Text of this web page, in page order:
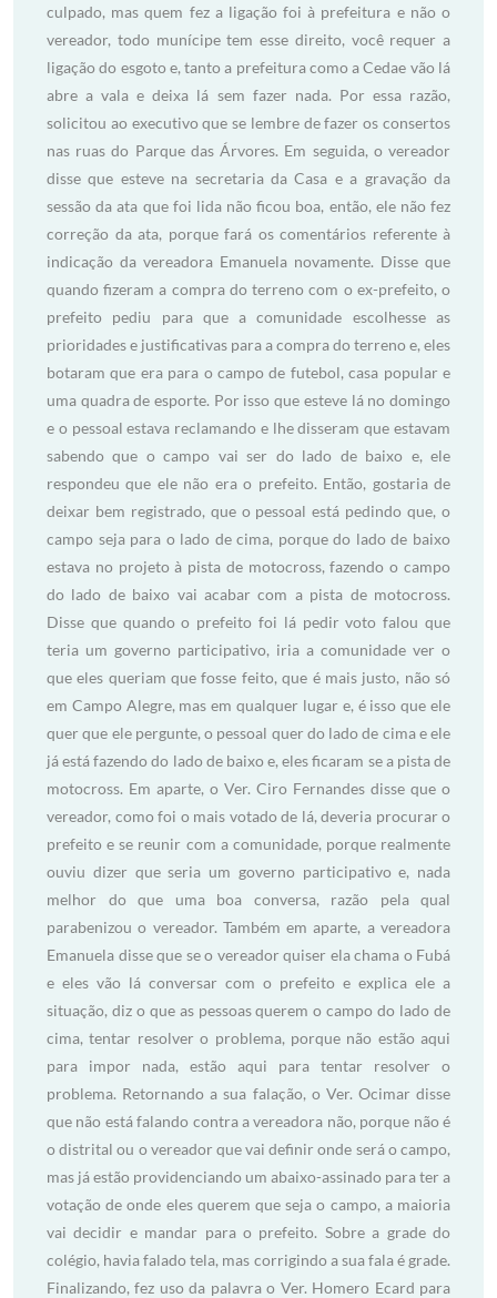
culpado, mas quem fez a ligação foi à prefeitura e não o
vereador, todo munícipe tem esse direito, você requer a
ligação do esgoto e, tanto a prefeitura como a Cedae vão lá
abre a vala e deixa lá sem fazer nada. Por essa razão,
solicitou ao executivo que se lembre de fazer os consertos
nas ruas do Parque das Árvores. Em seguida, o vereador
disse que esteve na secretaria da Casa e a gravação da
sessão da ata que foi lida não ficou boa, então, ele não fez
correção da ata, porque fará os comentários referente à
indicação da vereadora Emanuela novamente. Disse que
quando fizeram a compra do terreno com o ex-prefeito, o
prefeito pediu para que a comunidade escolhesse as
prioridades e justificativas para a compra do terreno e, eles
botaram que era para o campo de futebol, casa popular e
uma quadra de esporte. Por isso que esteve lá no domingo
e o pessoal estava reclamando e lhe disseram que estavam
sabendo que o campo vai ser do lado de baixo e, ele
respondeu que ele não era o prefeito. Então, gostaria de
deixar bem registrado, que o pessoal está pedindo que, o
campo seja para o lado de cima, porque do lado de baixo
estava no projeto à pista de motocross, fazendo o campo
do lado de baixo vai acabar com a pista de motocross.
Disse que quando o prefeito foi lá pedir voto falou que
teria um governo participativo, iria a comunidade ver o
que eles queriam que fosse feito, que é mais justo, não só
em Campo Alegre, mas em qualquer lugar e, é isso que ele
quer que ele pergunte, o pessoal quer do lado de cima e ele
já está fazendo do lado de baixo e, eles ficaram se a pista de
motocross. Em aparte, o Ver. Ciro Fernandes disse que o
vereador, como foi o mais votado de lá, deveria procurar o
prefeito e se reunir com a comunidade, porque realmente
ouviu dizer que seria um governo participativo e, nada
melhor do que uma boa conversa, razão pela qual
parabenizou o vereador. Também em aparte, a vereadora
Emanuela disse que se o vereador quiser ela chama o Fubá
e eles vão lá conversar com o prefeito e explica ele a
situação, diz o que as pessoas querem o campo do lado de
cima, tentar resolver o problema, porque não estão aqui
para impor nada, estão aqui para tentar resolver o
problema. Retornando a sua falação, o Ver. Ocimar disse
que não está falando contra a vereadora não, porque não é
o distrital ou o vereador que vai definir onde será o campo,
mas já estão providenciando um abaixo-assinado para ter a
votação de onde eles querem que seja o campo, a maioria
vai decidir e mandar para o prefeito. Sobre a grade do
colégio, havia falado tela, mas corrigindo a sua fala é grade.
Finalizando, fez uso da palavra o Ver. Homero Ecard para